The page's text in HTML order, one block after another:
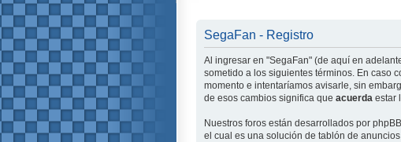
SegaFan - Registro
Al ingresar en "SegaFan" (de aquí en
sometido a los siguientes términos. En caso
momento e intentaríamos avisarle, sin
de esos cambios significa que acuerda estar
Nuestros foros están desarrollados por
el cual es una solución de tablón de